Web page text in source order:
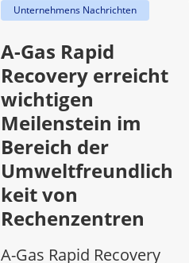
Unternehmens Nachrichten
A-Gas Rapid
Recovery erreicht
wichtigen
Meilenstein im
Bereich der
Umweltfreundlich
keit von
Rechenzentren
A-Gas Rapid Recovery